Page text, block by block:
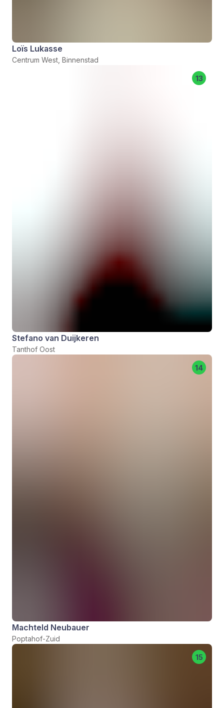
Loïs Lukasse
Centrum West, Binnenstad
13
Stefano van Duijkeren
Tanthof Oost
14
Machteld Neubauer
Poptahof-Zuid
15